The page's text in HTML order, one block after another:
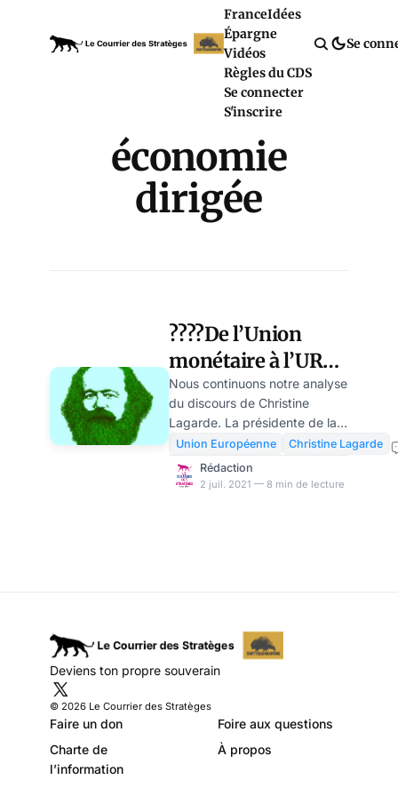
FranceIdées
Épargne
Vidéos
Règles du CDS
Se connecter
S'inscrire
Se
économie
dirigée
????De l’Union
monétaire à l’URSS
: la planification
centrale
européenne
organisée par la
BCE (2/2)
Nous continuons notre analyse
du discours de Christine
Lagarde. La présidente de la
BCE expose son objectif de
piloter l’économie verte et
numérique de l’ensemble de
pour amoindrir le coût de la
folie verte et numérique de
nos parasitocrates. Comme
commentaires figurent en vert.
Union Européenne
Christine Lagarde
Rédaction
2 juil. 2021 — 8 min de lecture
Deviens ton propre souverain
© 2026 Le Courrier des Stratèges
Faire un don
Foire aux questions
Charte de
l’information
À propos